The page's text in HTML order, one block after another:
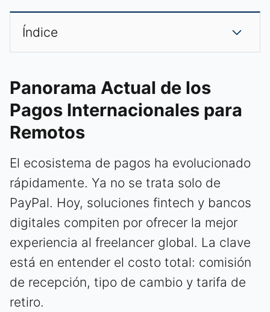
Índice
Panorama Actual de los
Pagos Internacionales para
Remotos
El ecosistema de pagos ha evolucionado
rápidamente. Ya no se trata solo de
PayPal. Hoy, soluciones fintech y bancos
digitales compiten por ofrecer la mejor
experiencia al freelancer global. La clave
está en entender el costo total: comisión
de recepción, tipo de cambio y tarifa de
retiro.